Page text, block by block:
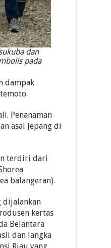
dan
pada
dampak
Penanaman
asal Jepang di
terdiri dari
balangeran).
dijalankan
kertas
Belantara
dan langka